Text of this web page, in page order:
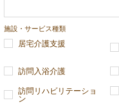
施設・サービス種類
居宅介護支援
訪問入浴介護
訪問リハビリテーショ
ン